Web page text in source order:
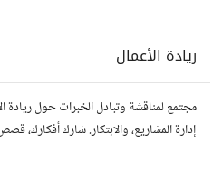
ريادة الأعمال
مجتمع لمناقشة وتبادل الخبرات حول ريادة
إدارة المشاريع، والابتكار. شارك